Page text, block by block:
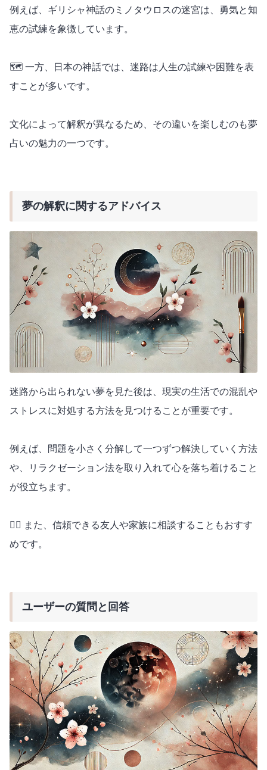
例えば、ギリシャ神話のミノタウロスの迷宮は、勇気と知
恵の試練を象徴しています。
🗺️ 一方、日本の神話では、迷路は人生の試練や困難を表
すことが多いです。
文化によって解釈が異なるため、その違いを楽しむのも夢
占いの魅力の一つです。
夢の解釈に関するアドバイス
迷路から出られない夢を見た後は、現実の生活での混乱や
ストレスに対処する方法を見つけることが重要です。
例えば、問題を小さく分解して一つずつ解決していく方法
や、リラクゼーション法を取り入れて心を落ち着けること
が役立ちます。
🧘‍♂️ また、信頼できる友人や家族に相談することもおすす
めです。
ユーザーの質問と回答